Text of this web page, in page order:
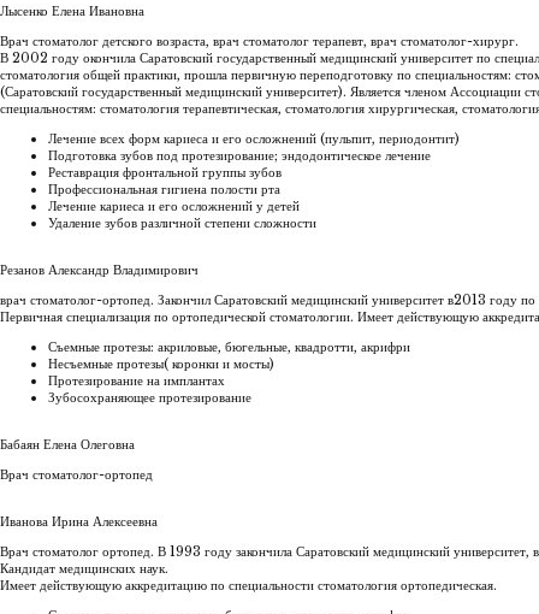
Лысенко Елена Ивановна
Врач стоматолог детского возраста, врач стоматолог терапевт, врач стоматолог-хирург.
В 2002 году окончила Саратовский государственный медицинский университет по
стоматология общей практики, прошла первичную переподготовку по специальностям:
(Саратовский государственный медицинский университет). Является членом
специальностям: стоматология терапевтическая, стоматология хирургическая,
Лечение всех форм кариеса и его осложнений (пульпит, периодонтит)
Подготовка зубов под протезирование; эндодонтическое лечение
Реставрация фронтальной группы зубов
Профессиональная гигиена полости рта
Лечение кариеса и его осложнений у детей
Удаление зубов различной степени сложности
Резанов Александр Владимирович
врач стоматолог-ортопед. Закончил Саратовский медицинский университет в2013 году
Первичная специализация по ортопедической стоматологии. Имеет действующую
Съемные протезы: акриловые, бюгельные, квадротти, акрифри
Несъемные протезы( коронки и мосты)
Протезирование на имплантах
Зубосохраняющее протезирование
Бабаян Елена Олеговна
Врач стоматолог-ортопед
Иванова Ирина Алексеевна
Врач стоматолог ортопед. В 1993 году закончила Саратовский медицинский
Кандидат медицинских наук.
Имеет действующую аккредитацию по специальности стоматология ортопедическая.